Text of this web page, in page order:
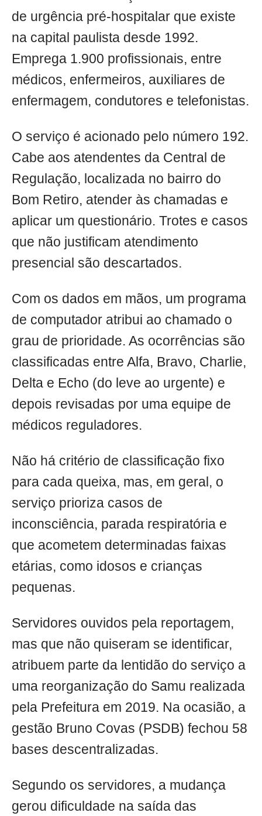
de urgência pré-hospitalar que existe
na capital paulista desde 1992.
Emprega 1.900 profissionais, entre
médicos, enfermeiros, auxiliares de
enfermagem, condutores e telefonistas.
O serviço é acionado pelo número 192.
Cabe aos atendentes da Central de
Regulação, localizada no bairro do
Bom Retiro, atender às chamadas e
aplicar um questionário. Trotes e casos
que não justificam atendimento
presencial são descartados.
Com os dados em mãos, um programa
de computador atribui ao chamado o
grau de prioridade. As ocorrências são
classificadas entre Alfa, Bravo, Charlie,
Delta e Echo (do leve ao urgente) e
depois revisadas por uma equipe de
médicos reguladores.
Não há critério de classificação fixo
para cada queixa, mas, em geral, o
serviço prioriza casos de
inconsciência, parada respiratória e
que acometem determinadas faixas
etárias, como idosos e crianças
pequenas.
Servidores ouvidos pela reportagem,
mas que não quiseram se identificar,
atribuem parte da lentidão do serviço a
uma reorganização do Samu realizada
pela Prefeitura em 2019. Na ocasião, a
gestão Bruno Covas (PSDB) fechou 58
bases descentralizadas.
Segundo os servidores, a mudança
gerou dificuldade na saída das